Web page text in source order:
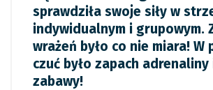
sprawdziła swoje siły w
indywidualnym i grupowym.
wrażeń było co nie miara! W
czuć było zapach
zabawy!